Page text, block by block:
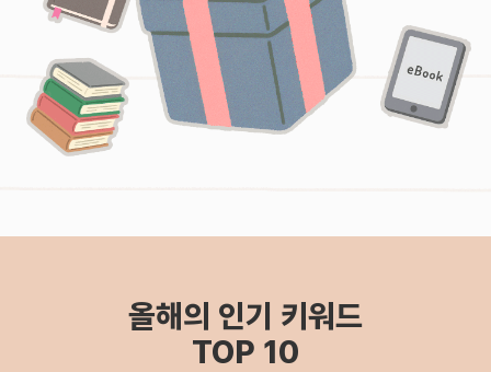
올해의 인기 키워드
TOP 10